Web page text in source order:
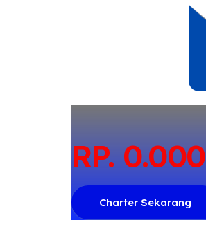
RP. 0.000
Charter Sekarang